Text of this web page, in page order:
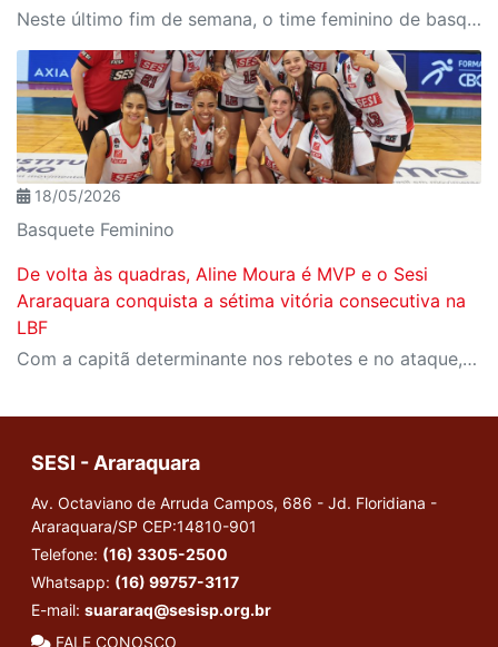
Neste último fim de semana, o time feminino de basquete do Sesi Araraquara participou da Copa LBF 2026. Venceu o Unimed Campinas no último sábado, mas foi superado pelo Sampaio Basquete no último domingo (24/05) e adiou o sonho do tricampeonato.
18/05/2026
Basquete Feminino
De volta às quadras, Aline Moura é MVP e o Sesi
Araraquara conquista a sétima vitória consecutiva na
LBF
Com a capitã determinante nos rebotes e no ataque, o Sesi Araraquara venceu o Cerrado BRB por 63 a 58, no Ginásio do SESC Ceilândia, em Brasília (DF), na manhã deste domingo (17/05).
SESI - Araraquara
Av. Octaviano de Arruda Campos, 686 - Jd. Floridiana -
Araraquara/SP CEP:14810-901
Telefone: (16) 3305-2500
Whatsapp: (16) 99757-3117
E-mail: suararaq@sesisp.org.br
FALE CONOSCO